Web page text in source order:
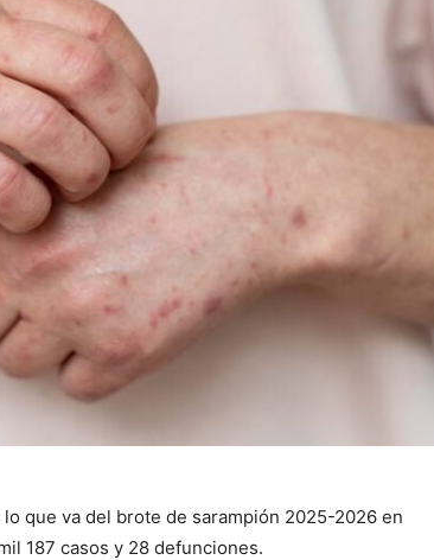
que va del brote de sarampión 2025-2026 en
187 casos y 28 defunciones.